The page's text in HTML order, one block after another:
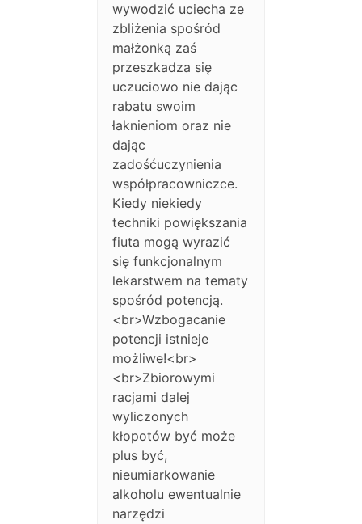
wywodzić uciecha ze
zbliżenia spośród
małżonką zaś
przeszkadza się
uczuciowo nie dając
rabatu swoim
łaknieniom oraz nie
dając
zadośćuczynienia
współpracowniczce.
Kiedy niekiedy
techniki powiększania
fiuta mogą wyrazić
się funkcjonalnym
lekarstwem na tematy
spośród potencją.
<br>Wzbogacanie
potencji istnieje
możliwe!<br>
<br>Zbiorowymi
racjami dalej
wyliczonych
kłopotów być może
plus być,
nieumiarkowanie
alkoholu ewentualnie
narzędzi